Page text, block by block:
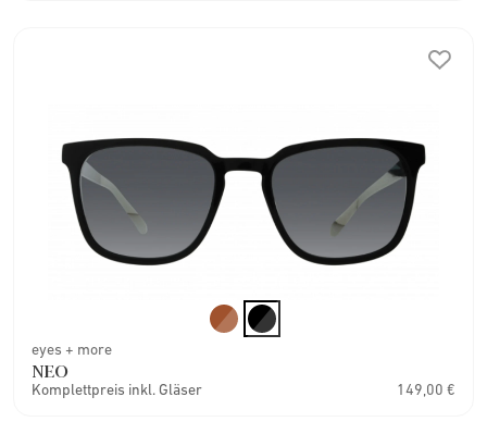
eyes + more
NEO
Komplettpreis inkl. Gläser 149,00 €